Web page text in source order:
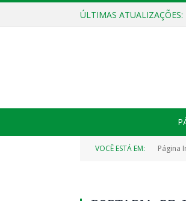
ÚLTIMAS ATUALIZAÇÕES:
VOCÊ ESTÁ EM: Página